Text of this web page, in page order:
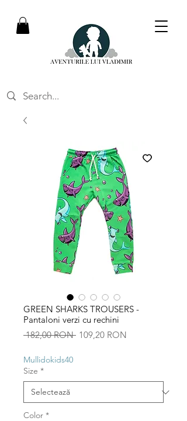
GREEN SHARKS TROUSERS -
Pantaloni verzi cu rechini
182,00 RON Preț
109,20 RON
Mullidokids40
Size *
Color *